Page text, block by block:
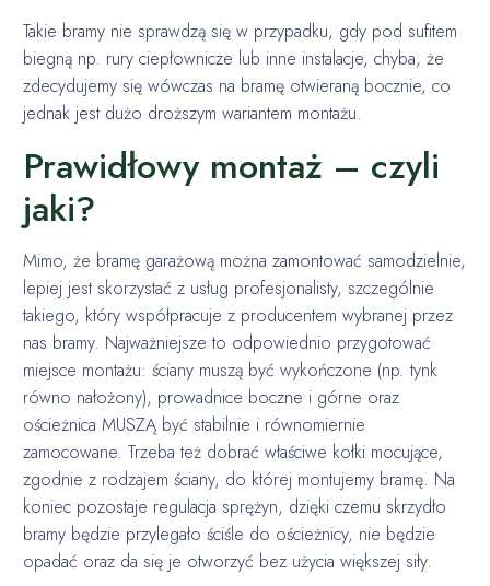
Takie bramy nie sprawdzą się w przypadku, gdy pod sufitem
biegną np. rury ciepłownicze lub inne instalacje, chyba, że
zdecydujemy się wówczas na bramę otwieraną bocznie, co
jednak jest dużo droższym wariantem montażu.
Prawidłowy montaż – czyli
jaki?
Mimo, że bramę garażową można zamontować samodzielnie,
lepiej jest skorzystać z usług profesjonalisty, szczególnie
takiego, który współpracuje z producentem wybranej przez
nas bramy. Najważniejsze to odpowiednio przygotować
miejsce montażu: ściany muszą być wykończone (np. tynk
równo nałożony), prowadnice boczne i górne oraz
ościeżnica MUSZĄ być stabilnie i równomiernie
zamocowane. Trzeba też dobrać właściwe kołki mocujące,
zgodnie z rodzajem ściany, do której montujemy bramę. Na
koniec pozostaje regulacja sprężyn, dzięki czemu skrzydło
bramy będzie przylegało ściśle do ościeżnicy, nie będzie
opadać oraz da się je otworzyć bez użycia większej siły.